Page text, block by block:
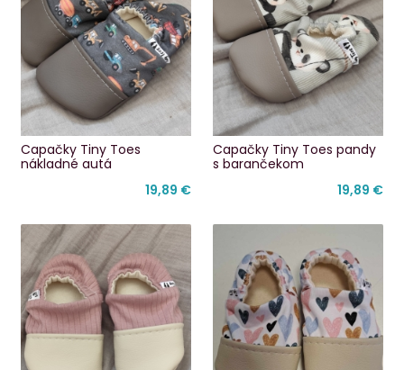
Capačky Tiny Toes
nákladné autá
19,89 €
Capačky Tiny Toes pandy
s barančekom
19,89 €